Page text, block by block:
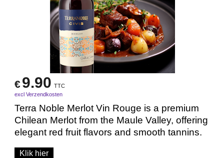
€9.90 TTC
excl Verzendkosten
Terra Noble Merlot Vin Rouge is a premium
Chilean Merlot from the Maule Valley, offering
elegant red fruit flavors and smooth tannins.
Klik hier